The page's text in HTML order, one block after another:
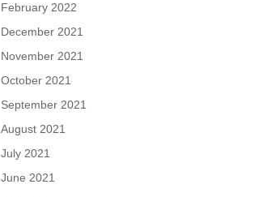
February 2022
December 2021
November 2021
October 2021
September 2021
August 2021
July 2021
June 2021